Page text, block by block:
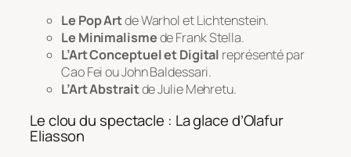
Le Pop Artde Warhol et Lichtenstein.
Le Minimalismede Frank Stella.
L’Art Conceptuel et Digital représenté par
Cao Fei ou John Baldessari.
L’Art Abstraitde Julie Mehretu.
Le clou du spectacle : La glace d’Olafur
Eliasson